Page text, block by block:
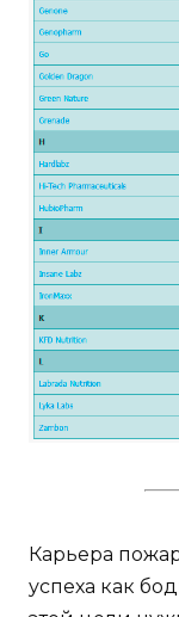
Карьера
успеха как